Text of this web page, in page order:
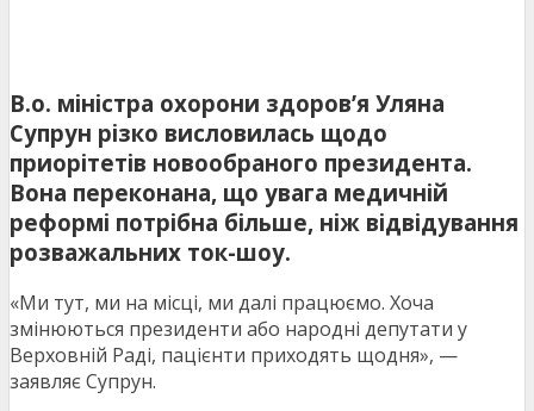
В.о. міністра охорони здоров’я Уляна
Супрун різко висловилась щодо
приорітетів новообраного президента.
Вона переконана, що увага медичній
реформі потрібна більше, ніж відвідування
розважальних ток-шоу.
«Ми тут, ми на місці, ми далі працюємо. Хоча
змінюються президенти або народні депутати у
Верховній Раді, пацієнти приходять щодня», —
заявляє Супрун.